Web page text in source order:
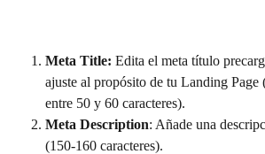
Meta Title: Edita el meta título
ajuste al propósito de tu Landing Page
entre 50 y 60 caracteres).
Meta Description: Añade una
(150-160 caracteres).